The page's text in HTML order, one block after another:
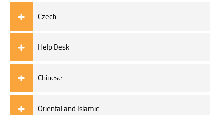
Czech
Help Desk
Chinese
Oriental and Islamic